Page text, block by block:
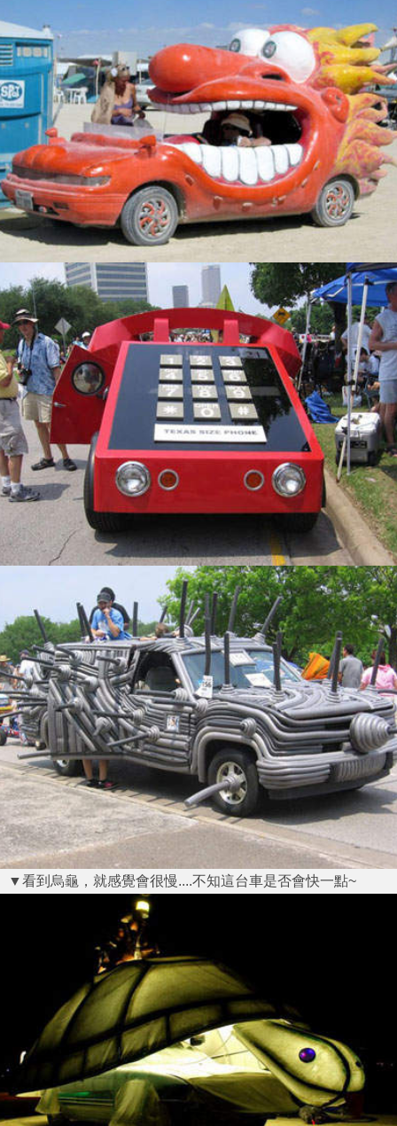
▼看到烏龜，就感覺會很慢....不知這台車是否會快一點~